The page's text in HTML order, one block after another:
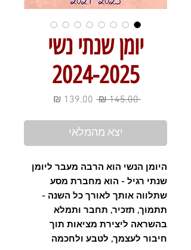
יומן שנתי נשי
2024-2025
‏145.00 ‏₪
מחיר
יצא מהמלאי
היומן הנשי הוא הרבה מעבר ליומן
שנתי רגיל - הוא מחברת מסע
שתלווה אותך לאורך כל השנה -
תתמוך, תזכיר, תחבר ותמלא
בהשראה ליצירת מציאות תוך
חיבור לעצמך, לטבע ולחכמה